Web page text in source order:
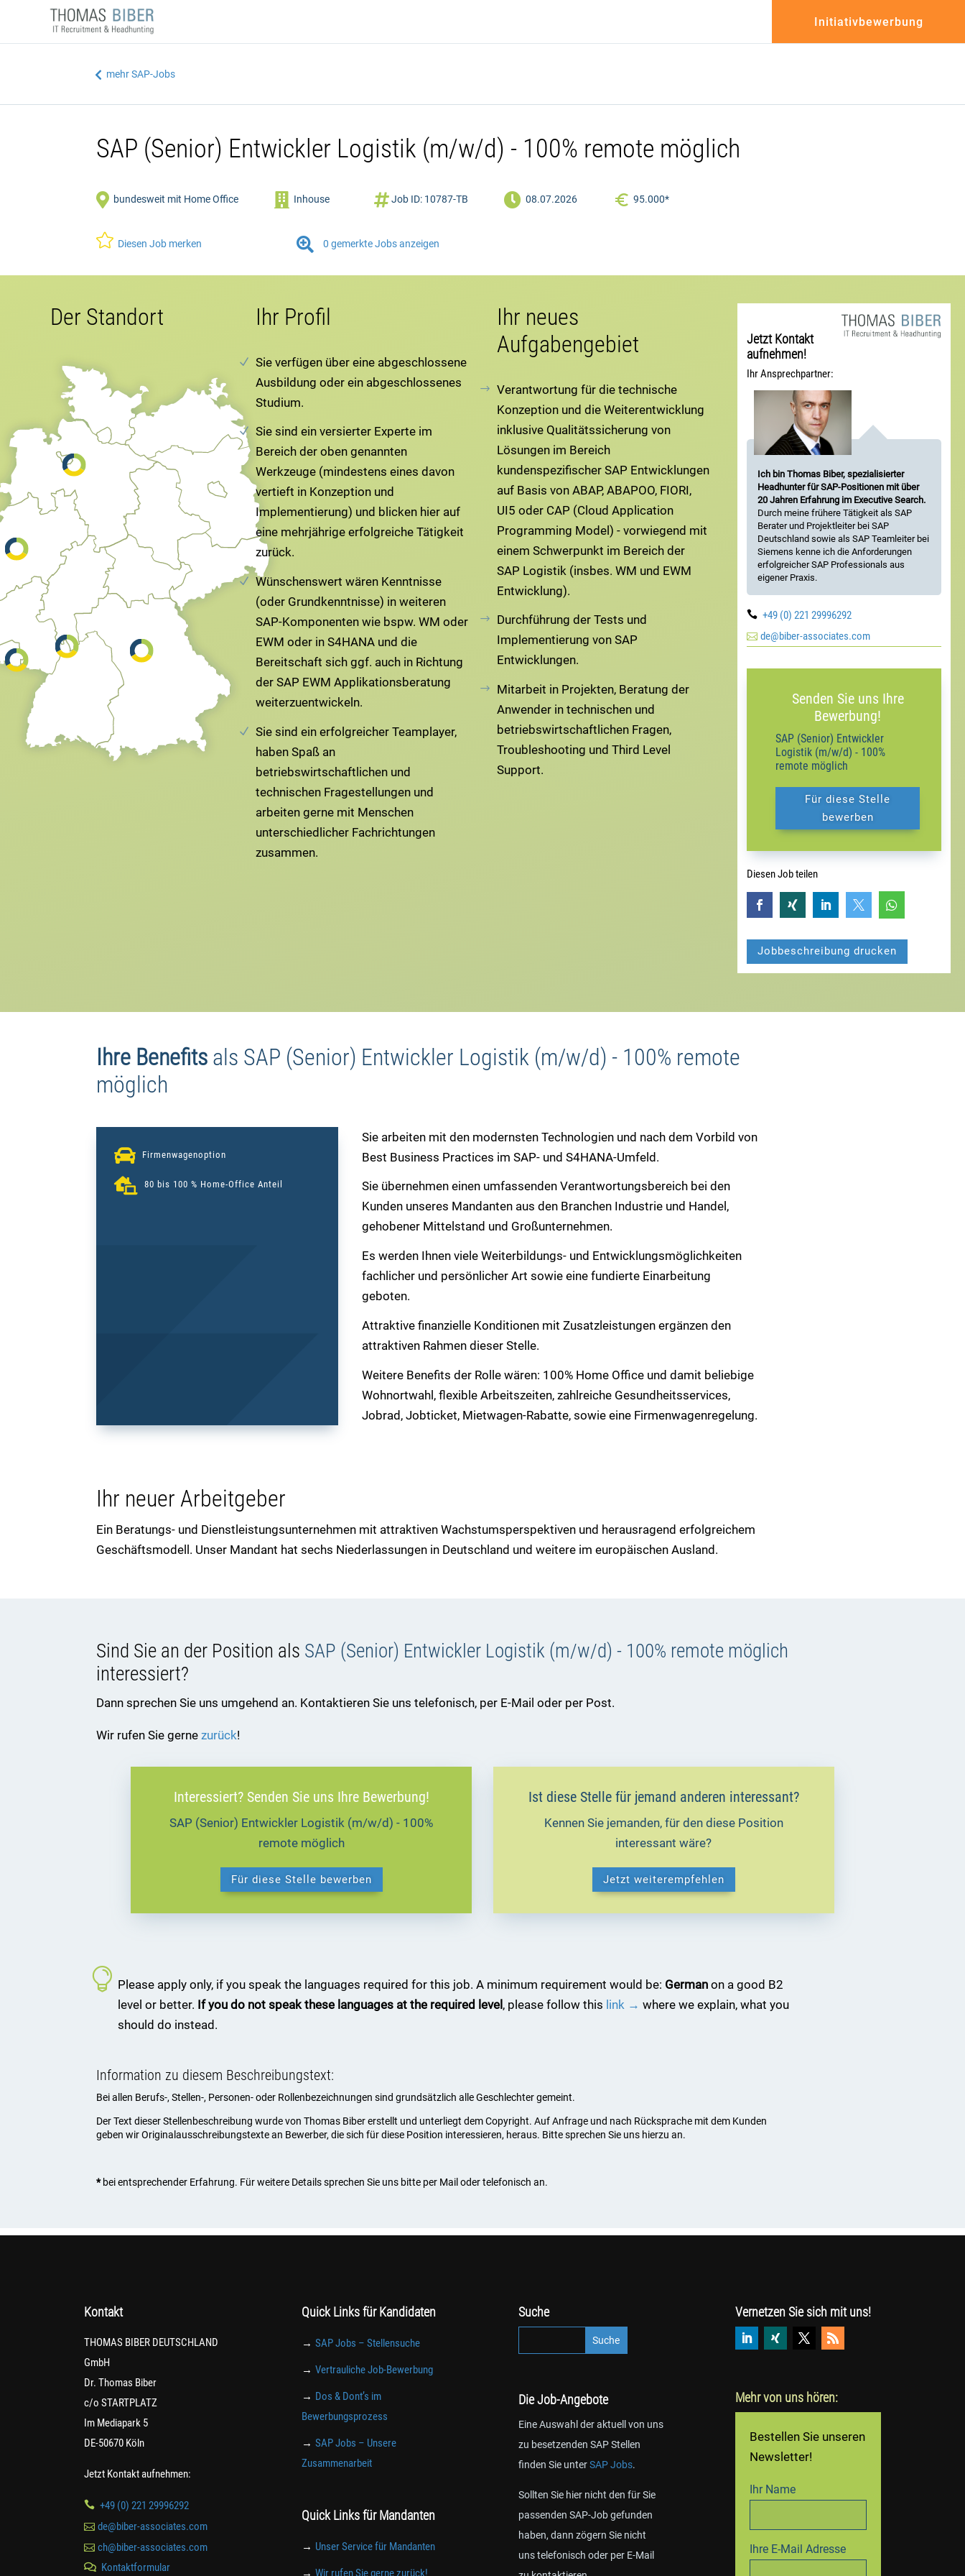
Initiativbewerbung
 mehr SAP-Jobs
SAP (Senior) Entwickler Logistik (m/w/d) - 100% remote möglich
 bundesweit mit Home Office  Inhouse Job ID: 10787-TB  08.07.2026 95.000*
 Diesen Job merken  0 gemerkte Jobs anzeigen
Der Standort Ihr Profil
Sie verfügen über eine abgeschlossene
Ausbildung oder ein abgeschlossenes
Studium.
Sie sind ein versierter Experte im
Bereich der oben genannten
Werkzeuge (mindestens eines davon
vertieft in Konzeption und
Implementierung) und blicken hier auf
eine mehrjährige erfolgreiche Tätigkeit
zurück.
Wünschenswert wären Kenntnisse
(oder Grundkenntnisse) in weiteren
SAP-Komponenten wie bspw. WM oder
EWM oder in S4HANA und die
Bereitschaft sich ggf. auch in Richtung
der SAP EWM Applikationsberatung
weiterzuentwickeln.
Sie sind ein erfolgreicher Teamplayer,
haben Spaß an
betriebswirtschaftlichen und
technischen Fragestellungen und
arbeiten gerne mit Menschen
unterschiedlicher Fachrichtungen
zusammen.
Ihr neues
Aufgabengebiet
Verantwortung für die technische
Konzeption und die Weiterentwicklung
inklusive Qualitätssicherung von
Lösungen im Bereich
kundenspezifischer SAP Entwicklungen
auf Basis von ABAP, ABAPOO, FIORI,
UI5 oder CAP (Cloud Application
Programming Model) - vorwiegend mit
einem Schwerpunkt im Bereich der
SAP Logistik (insbes. WM und EWM
Entwicklung).
Durchführung der Tests und
Implementierung von SAP
Entwicklungen.
Mitarbeit in Projekten, Beratung der
Anwender in technischen und
betriebswirtschaftlichen Fragen,
Troubleshooting und Third Level
Support.
Jetzt Kontakt
aufnehmen!
Ihr Ansprechpartner:
Ich bin Thomas Biber, spezialisierter
Headhunter für SAP-Positionen mit über
20 Jahren Erfahrung im Executive Search.
Durch meine frühere Tätigkeit als SAP
Berater und Projektleiter bei SAP
Deutschland sowie als SAP Teamleiter bei
Siemens kenne ich die Anforderungen
erfolgreicher SAP Professionals aus
eigener Praxis.
 +49 (0) 221 29996292
de@biber-associates.com
Senden Sie uns Ihre
Bewerbung!
SAP (Senior) Entwickler
Logistik (m/w/d) - 100%
remote möglich
Für diese Stelle
bewerben
Diesen Job teilen
    
Jobbeschreibung drucken
Ihre Benefits als SAP (Senior) Entwickler Logistik (m/w/d) - 100% remote
möglich
 Firmenwagenoption
 80 bis 100 % Home-Office Anteil
Sie arbeiten mit den modernsten Technologien und nach dem Vorbild von
Best Business Practices im SAP- und S4HANA-Umfeld.
Sie übernehmen einen umfassenden Verantwortungsbereich bei den
Kunden unseres Mandanten aus den Branchen Industrie und Handel,
gehobener Mittelstand und Großunternehmen.
Es werden Ihnen viele Weiterbildungs- und Entwicklungsmöglichkeiten
fachlicher und persönlicher Art sowie eine fundierte Einarbeitung
geboten.
Attraktive finanzielle Konditionen mit Zusatzleistungen ergänzen den
attraktiven Rahmen dieser Stelle.
Weitere Benefits der Rolle wären: 100% Home Office und damit beliebige
Wohnortwahl, flexible Arbeitszeiten, zahlreiche Gesundheitsservices,
Jobrad, Jobticket, Mietwagen-Rabatte, sowie eine Firmenwagenregelung.
Ihr neuer Arbeitgeber
Ein Beratungs- und Dienstleistungsunternehmen mit attraktiven Wachstumsperspektiven und herausragend erfolgreichem
Geschäftsmodell. Unser Mandant hat sechs Niederlassungen in Deutschland und weitere im europäischen Ausland.
Sind Sie an der Position als SAP (Senior) Entwickler Logistik (m/w/d) - 100% remote möglich
interessiert?
Dann sprechen Sie uns umgehend an. Kontaktieren Sie uns telefonisch, per E-Mail oder per Post.
Wir rufen Sie gernezurück!
Interessiert? Senden Sie uns Ihre Bewerbung!
SAP (Senior) Entwickler Logistik (m/w/d) - 100%
remote möglich
Für diese Stelle bewerben
Ist diese Stelle für jemand anderen interessant?
Kennen Sie jemanden, für den diese Position
interessant wäre?
Jetzt weiterempfehlen
Please apply only, if you speak the languages required for this job. A minimum requirement would be: German on a good B2
level or better. If you do not speak these languages at the required level , please follow this link → where we explain, what you
should do instead.
Information zu diesem Beschreibungstext:
Bei allen Berufs-, Stellen-, Personen- oder Rollenbezeichnungen sind grundsätzlich alle Geschlechter gemeint.
Der Text dieser Stellenbeschreibung wurde von Thomas Biber erstellt und unterliegt dem Copyright. Auf Anfrage und nach Rücksprache mit dem Kunden
geben wir Originalausschreibungstexte an Bewerber, die sich für diese Position interessieren, heraus. Bitte sprechen Sie uns hierzu an.
* bei entsprechender Erfahrung. Für weitere Details sprechen Sie uns bitte per Mail oder telefonisch an.
Kontakt
THOMAS BIBER DEUTSCHLAND
GmbH
Dr. Thomas Biber
c/o STARTPLATZ
Im Mediapark 5
DE-50670 Köln
Jetzt Kontakt aufnehmen:
 +49 (0) 221 29996292
de@biber-associates.com
ch@biber-associates.com
 Kontaktformular
Quick Links für Kandidaten
→ SAP Jobs – Stellensuche
→ Vertrauliche Job-Bewerbung
→ Dos & Dont’s im
Bewerbungsprozess
→ SAP Jobs – Unsere
Zusammenarbeit
Quick Links für Mandanten
→ Unser Service für Mandanten
→ Wir rufen Sie gerne zurück!
Suche
Die Job-Angebote
Eine Auswahl der aktuell von uns
zu besetzenden SAP Stellen
finden Sie unterSAP Jobs.
Sollten Sie hier nicht den für Sie
passenden SAP-Job gefunden
haben, dann zögern Sie nicht
uns telefonisch oder per E-Mail
Vernetzen Sie sich mit uns!
Mehr von uns hören:
Bestellen Sie unseren
Newsletter!
Ihr Name
Ihre E-Mail Adresse